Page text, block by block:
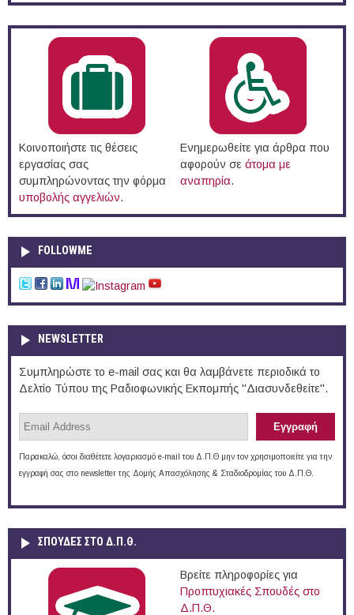
Κοινοποιήστε τις θέσεις
εργασίας σας
συμπληρώνοντας την φόρμα
υποβολής αγγελιών.
Ενημερωθείτε για άρθρα που
αφορούν σε άτομα με
αναπηρία.
FOLLOWME
NEWSLETTER
Συμπληρώστε το e-mail σας και θα λαμβάνετε περιοδικά το
Δελτίο Τύπου της Ραδιοφωνικής Εκπομπής "Διασυνδεθείτε".
Παρακαλώ, όσοι διαθέτετε λογαριασμό e-mail του Δ.Π.Θ μην τον χρησιμοποιείτε για την
εγγραφή σας στο newsletter της Δομής Απασχόλησης & Σταδιοδρομίας του Δ.Π.Θ.
ΣΠΟΥΔΈΣ ΣΤΟ Δ.Π.Θ.
Βρείτε πληροφορίες για
Προπτυχιακές Σπουδές στο
Δ.Π.Θ.